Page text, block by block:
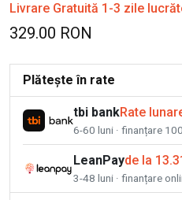
Livrare Gratuită 1-3 zile
329.00 RON
Plătește în rate
tbi bankRate
6-60 luni · finanțare
LeanPayde la
3-48 luni · finanțare